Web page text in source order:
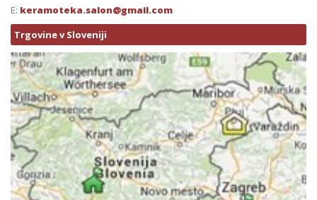
E: keramoteka.salon@gmail.com
Trgovine v Sloveniji